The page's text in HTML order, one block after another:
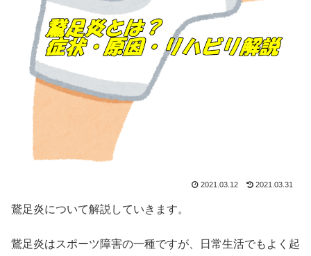
2021.03.12 2021.03.31
鵞足炎について解説していきます。
鵞足炎はスポーツ障害の一種ですが、日常生活でもよく起